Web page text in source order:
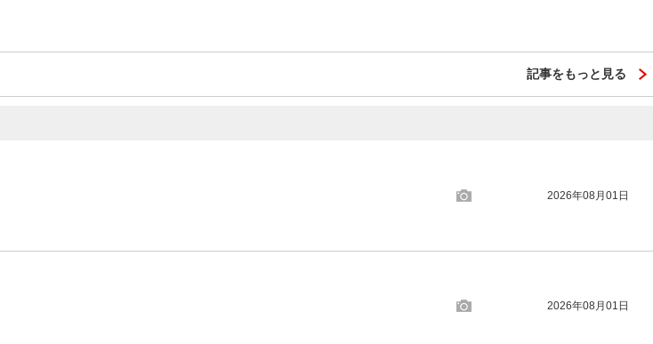
記事をもっと見る
2026年08月01日
2026年08月01日